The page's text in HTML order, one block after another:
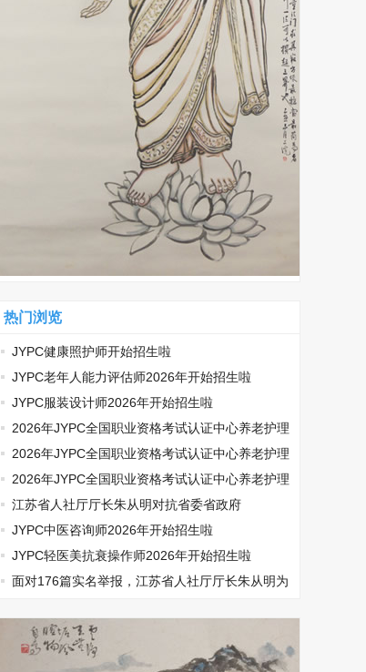
热门浏览
JYPC健康照护师开始招生啦
JYPC老年人能力评估师2026年开始招生啦
JYPC服装设计师2026年开始招生啦
2026年JYPC全国职业资格考试认证中心养老护理
师开始报名啦
2026年JYPC全国职业资格考试认证中心养老护理
师开始报名啦
2026年JYPC全国职业资格考试认证中心养老护理
师开始报名啦
江苏省人社厅厅长朱从明对抗省委省政府
JYPC中医咨询师2026年开始招生啦
JYPC轻医美抗衰操作师2026年开始招生啦
面对176篇实名举报，江苏省人社厅厅长朱从明为